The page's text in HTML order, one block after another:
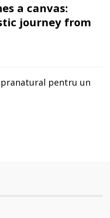
a canvas:
journey from
pentru un